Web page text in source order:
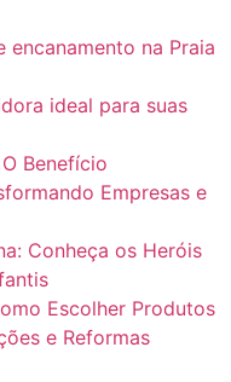
encanamento na Praia
ideal para suas
Benefício
Empresas e
Conheça os Heróis
Escolher Produtos
e Reformas